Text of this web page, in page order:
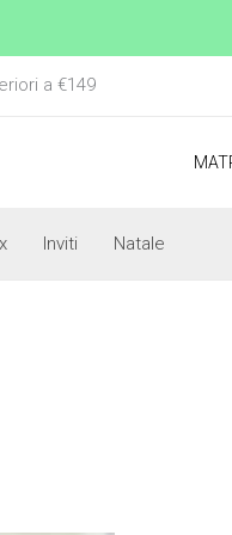
a €149
Inviti Natale